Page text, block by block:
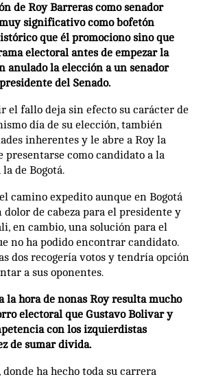
de Roy Barreras como senador
significativo como bofetón
que él promociono sino que
electoral antes de empezar la
anulado la elección a un senador
del Senado.
el fallo deja sin efecto su carácter de
día de su elección, también
inherentes y le abre a Roy la
presentarse como candidato a la
de Bogotá.
camino expedito aunque en Bogotá
dolor de cabeza para el presidente y
en cambio, una solución para el
no ha podido encontrar candidato.
dos recogería votos y tendría opción
a sus oponentes.
la hora de nonas Roy resulta mucho
electoral que Gustavo Bolivar y
con los izquierdistas
de sumar divida.
ha hecho toda su carrera